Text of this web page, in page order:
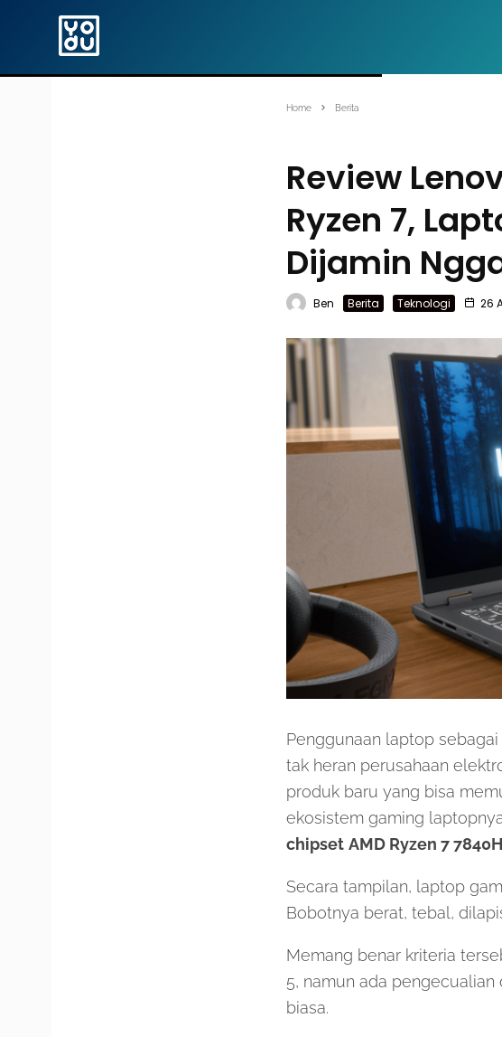
Home Berita
Review
Ryzen 7,
Dijamin
Ben Berita Teknologi 26
Penggunaan laptop
tak heran perusahaan
produk baru yang bisa
ekosistem gaming
chipset AMD Ryzen 7
Secara tampilan, laptop
Bobotnya berat, tebal,
Memang benar kriteria
5, namun ada pengecualian
biasa.